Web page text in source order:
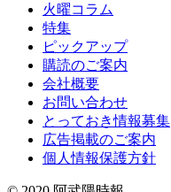
火曜コラム
特集
ピックアップ
購読のご案内
会社概要
お問い合わせ
とっておき情報募集
広告掲載のご案内
個人情報保護方針